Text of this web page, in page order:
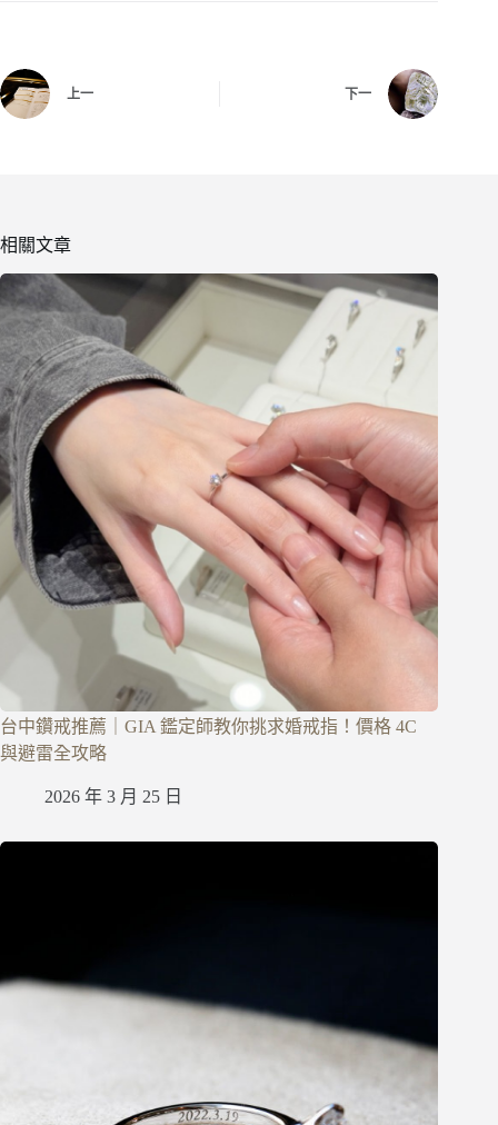
上一 下一
相關文章
台中鑽戒推薦｜GIA 鑑定師教你挑求婚戒指！價格 4C
與避雷全攻略
2026 年 3 月 25 日